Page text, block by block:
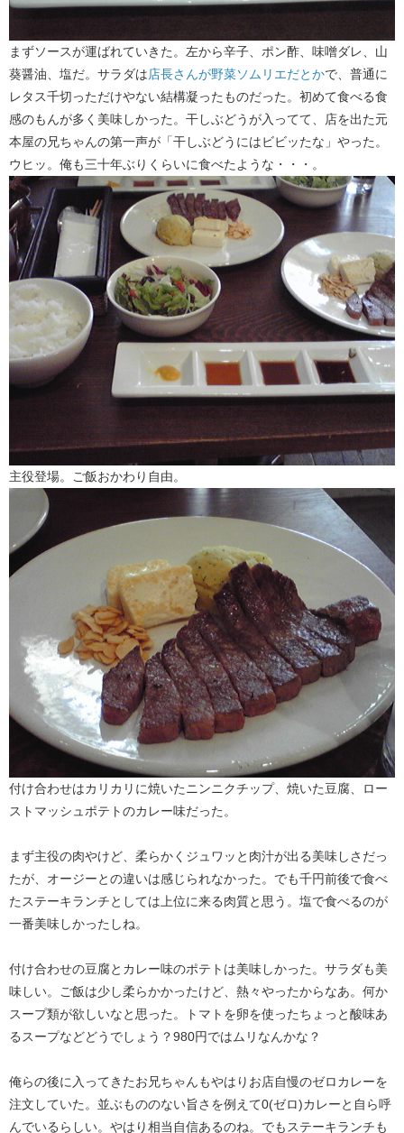
まずソースが運ばれていきた。左から辛子、ポン酢、味噌ダレ、山
葵醤油、塩だ。サラダは店長さんが野菜ソムリエだとかで、普通に
レタス千切っただけやない結構凝ったものだった。初めて食べる食
感のもんが多く美味しかった。干しぶどうが入ってて、店を出た元
本屋の兄ちゃんの第一声が「干しぶどうにはビビッたな」やった。
ウヒッ。俺も三十年ぶりくらいに食べたような・・・。
主役登場。ご飯おかわり自由。
付け合わせはカリカリに焼いたニンニクチップ、焼いた豆腐、ロー
ストマッシュポテトのカレー味だった。
まず主役の肉やけど、柔らかくジュワッと肉汁が出る美味しさだっ
たが、オージーとの違いは感じられなかった。でも千円前後で食べ
たステーキランチとしては上位に来る肉質と思う。塩で食べるのが
一番美味しかったしね。
付け合わせの豆腐とカレー味のポテトは美味しかった。サラダも美
味しい。ご飯は少し柔らかかったけど、熱々やったからなあ。何か
スープ類が欲しいなと思った。トマトを卵を使ったちょっと酸味あ
るスープなどどうでしょう？980円ではムリなんかな？
俺らの後に入ってきたお兄ちゃんもやはりお店自慢のゼロカレーを
注文していた。並ぶもののない旨さを例えて0(ゼロ)カレーと自ら呼
んでいるらしい。やはり相当自信あるのね。でもステーキランチも